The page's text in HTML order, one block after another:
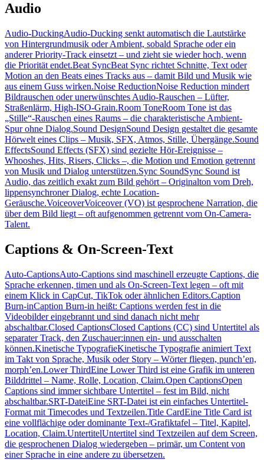
Audio
Audio-DuckingAudio-Ducking senkt automatisch die Lautstärke
von Hintergrundmusik oder Ambient, sobald Sprache oder ein
anderer Priority-Track einsetzt – und zieht sie wieder hoch, wenn
die Priorität endet.Beat SyncBeat Sync richtet Schnitte, Text oder
Motion an den Beats eines Tracks aus – damit Bild und Musik wie
aus einem Guss wirken.Noise ReductionNoise Reduction mindert
Bildrauschen oder unerwünschtes Audio-Rauschen – Lüfter,
Straßenlärm, High-ISO-Grain.Room ToneRoom Tone ist das
„Stille“-Rauschen eines Raums – die charakteristische Ambient-
Spur ohne Dialog.Sound DesignSound Design gestaltet die gesamte
Hörwelt eines Clips – Musik, SFX, Atmos, Stille, Übergänge.Sound
EffectsSound Effects (SFX) sind gezielte Hör-Ereignisse –
Whooshes, Hits, Risers, Clicks –, die Motion und Emotion getrennt
von Musik und Dialog unterstützen.Sync SoundSync Sound ist
Audio, das zeitlich exakt zum Bild gehört – Originalton vom Dreh,
lippensynchroner Dialog, echte Location-
Geräusche.VoiceoverVoiceover (VO) ist gesprochene Narration, die
über dem Bild liegt – oft aufgenommen getrennt vom On-Camera-
Talent.
Captions & On-Screen-Text
Auto-CaptionsAuto-Captions sind maschinell erzeugte Captions, die
Sprache erkennen, timen und als On-Screen-Text legen – oft mit
einem Klick in CapCut, TikTok oder ähnlichen Editors.Caption
Burn-inCaption Burn-in heißt: Captions werden fest in die
Videobilder eingebrannt und sind danach nicht mehr
abschaltbar.Closed CaptionsClosed Captions (CC) sind Untertitel als
separater Track, den Zuschauer:innen ein- und ausschalten
können.Kinetische TypografieKinetische Typografie animiert Text
im Takt von Sprache, Musik oder Story – Wörter fliegen, punch’en,
morph’en.Lower ThirdEine Lower Third ist eine Grafik im unteren
Bilddrittel – Name, Rolle, Location, Claim.Open CaptionsOpen
Captions sind immer sichtbare Untertitel – fest im Bild, nicht
abschaltbar.SRT-DateiEine SRT-Datei ist ein einfaches Untertitel-
Format mit Timecodes und Textzeilen.Title CardEine Title Card ist
eine vollflächige oder dominante Text-/Grafiktafel – Titel, Kapitel,
Location, Claim.UntertitelUntertitel sind Textzeilen auf dem Screen,
die gesprochenen Dialog wiedergeben – primär, um Content von
einer Sprache in eine andere zu übersetzen.